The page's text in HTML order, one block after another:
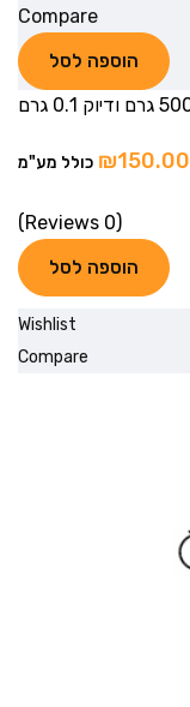
Compare
הוספה לסל
₪150.00 כולל מע"מ
(0 Reviews)
הוספה לסל
Wishlist
Compare